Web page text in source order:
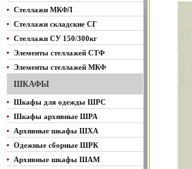
Стеллажи МКФЛ
Стеллажи складские СГ
Стеллажи СУ 150/300кг
Элементы стеллажей СТФ
Элементы стеллажей МКФ
ШКАФЫ
Шкафы для одежды ШРС
Шкафы архивные ШРА
Архивные шкафы ШХА
Одежные сборные ШРК
Архивные шкафы ШАМ